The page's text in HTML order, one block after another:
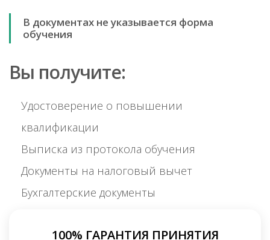
В документах не указывается форма
обучения
Вы получите:
Удостоверение о повышении
квалификации
Выписка из протокола обучения
Документы на налоговый вычет
Бухгалтерские документы
100% ГАРАНТИЯ ПРИНЯТИЯ